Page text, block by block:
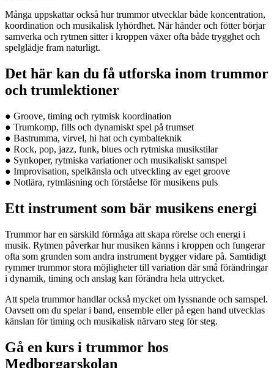
Många uppskattar också hur trummor utvecklar både koncentration,
koordination och musikalisk lyhördhet. När händer och fötter börjar
samverka och rytmen sitter i kroppen växer ofta både trygghet och
spelglädje fram naturligt.
Det här kan du få utforska inom trummor
och trumlektioner
● Groove, timing och rytmisk koordination
● Trumkomp, fills och dynamiskt spel på trumset
● Bastrumma, virvel, hi hat och cymbalteknik
● Rock, pop, jazz, funk, blues och rytmiska musikstilar
● Synkoper, rytmiska variationer och musikaliskt samspel
● Improvisation, spelkänsla och utveckling av eget groove
● Notlära, rytmläsning och förståelse för musikens puls
Ett instrument som bär musikens energi
Trummor har en särskild förmåga att skapa rörelse och energi i
musik. Rytmen påverkar hur musiken känns i kroppen och fungerar
ofta som grunden som andra instrument bygger vidare på. Samtidigt
rymmer trummor stora möjligheter till variation där små förändringar
i dynamik, timing och anslag kan förändra hela uttrycket.
Att spela trummor handlar också mycket om lyssnande och samspel.
Oavsett om du spelar i band, ensemble eller på egen hand utvecklas
känslan för timing och musikalisk närvaro steg för steg.
Gå en kurs i trummor hos
Medborgarskolan